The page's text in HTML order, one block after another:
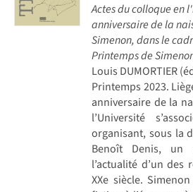
Actes du colloque en
anniversaire de la
Simenon, dans le
Printemps de
Louis DUMORTIER
Printemps 2023.
anniversaire de la
l’Université
organisant, sous la
Benoît Denis, un
l’actualité d’un des
XXe siècle.